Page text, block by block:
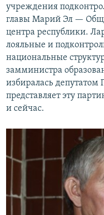
учреждения
главы Марий Эл —
центра республики.
лояльные и
национальные
замминистра
избиралась депутатом
представляет эту
и сейчас.